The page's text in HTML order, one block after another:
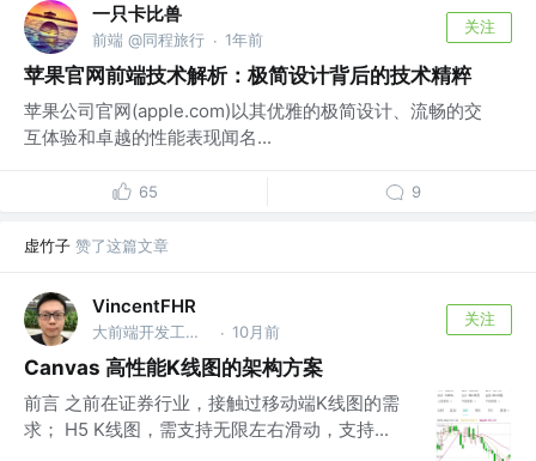
一只卡比兽
前端 @同程旅行 · 1年前
关注
苹果官网前端技术解析：极简设计背后的技术精粹
苹果公司官网(apple.com)以其优雅的极简设计、流畅的交
互体验和卓越的性能表现闻名...
65 9
虚竹子 赞了这篇文章
VincentFHR
大前端开发工程师 · 10月前
关注
Canvas 高性能K线图的架构方案
前言 之前在证券行业，接触过移动端K线图的需
求； H5 K线图，需支持无限左右滑动，支持...